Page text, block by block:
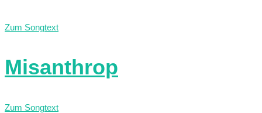
Zum Songtext
Misanthrop
Zum Songtext